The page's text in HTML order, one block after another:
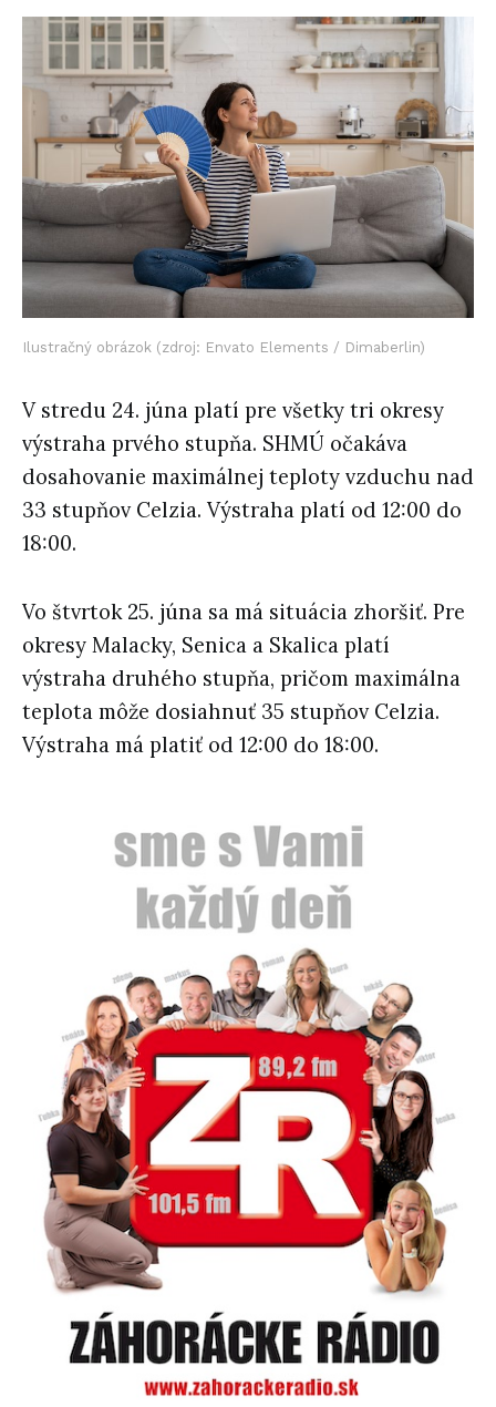
Ilustračný obrázok (zdroj: Envato Elements / Dimaberlin)
V stredu 24. júna platí pre všetky tri okresy
výstraha prvého stupňa. SHMÚ očakáva
dosahovanie maximálnej teploty vzduchu nad
33 stupňov Celzia. Výstraha platí od 12:00 do
18:00.
Vo štvrtok 25. júna sa má situácia zhoršiť. Pre
okresy Malacky, Senica a Skalica platí
výstraha druhého stupňa, pričom maximálna
teplota môže dosiahnuť 35 stupňov Celzia.
Výstraha má platiť od 12:00 do 18:00.